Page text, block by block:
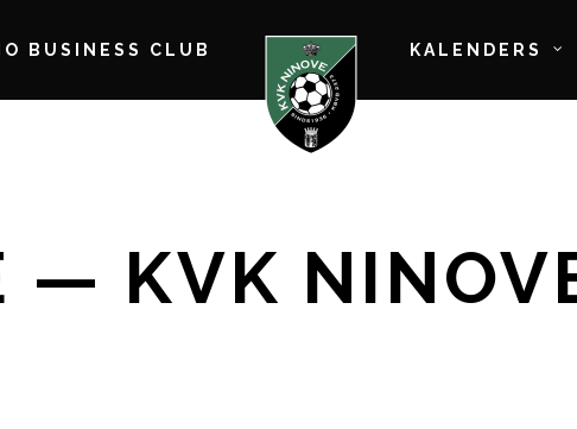
BUSINESS CLUB KALENDERS
— KVK